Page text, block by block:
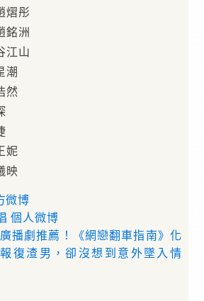
熠彤
銘洲
江山
潮
然
妮
映
微博
個人微博
播劇推薦！《網戀翻車指南》化
復渣男，卻沒想到意外墜入情